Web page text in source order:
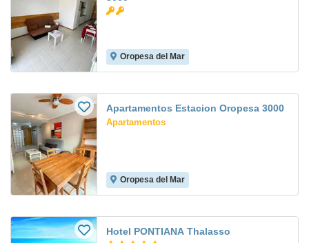
Oropesa del Mar
Apartamentos Estacion Oropesa 3000
Apartamentos
Oropesa del Mar
Hotel PONTIANA Thalasso